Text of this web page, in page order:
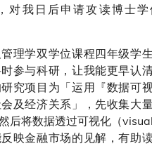
对我日后申请攻读博士
理学双学位课程四年级学
参与科研，让我能更早认
究项目为「运用『数据可
及经济关系」，先收集大
后将数据透过可视化（
映金融市场的见解，有助